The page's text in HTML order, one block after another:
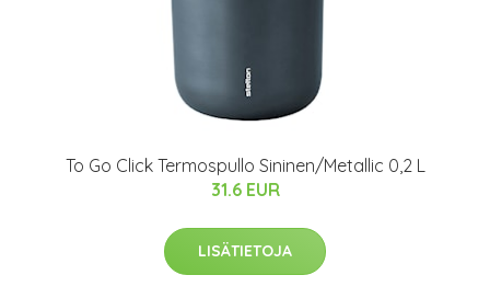
To Go Click Termospullo Sininen/Metallic 0,2 L
31.6 EUR
LISÄTIETOJA